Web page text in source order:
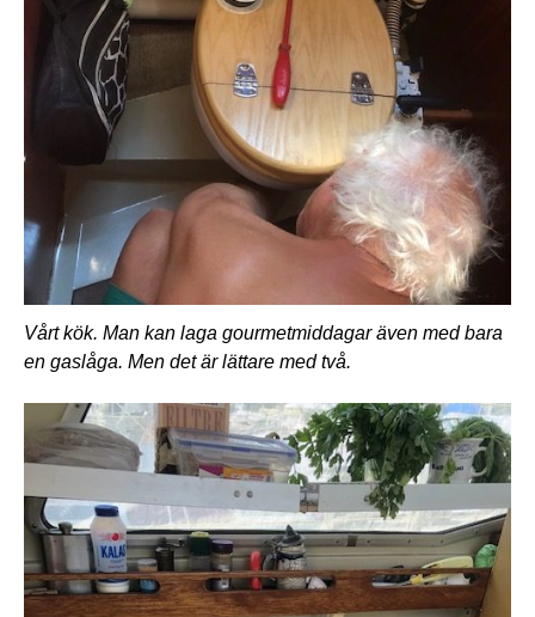
Vårt kök. Man kan laga gourmetmiddagar även med bara
en gaslåga. Men det är lättare med två.